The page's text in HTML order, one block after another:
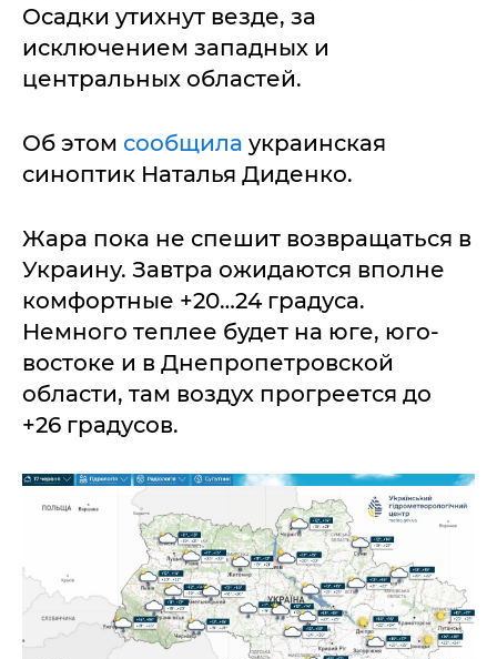
Осадки утихнут везде, за
исключением западных и
центральных областей.
Об этом сообщила украинская
синоптик Наталья Диденко.
Жара пока не спешит возвращаться в
Украину. Завтра ожидаются вполне
комфортные +20…24 градуса.
Немного теплее будет на юге, юго-
востоке и в Днепропетровской
области, там воздух прогреется до
+26 градусов.